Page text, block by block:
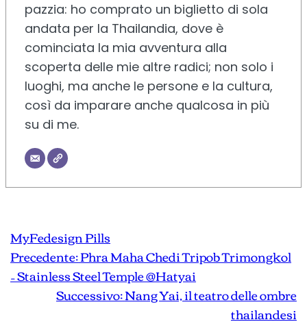
pazzia: ho comprato un biglietto di sola
andata per la Thailandia, dove è
cominciata la mia avventura alla
scoperta delle mie altre radici; non solo i
luoghi, ma anche le persone e la cultura,
così da imparare anche qualcosa in più
su di me.
MyFedesign Pills
Precedente:Phra Maha Chedi Tripob Trimongkol
– Stainless Steel Temple @Hatyai
Successivo:Nang Yai, il teatro delle ombre
thailandesi